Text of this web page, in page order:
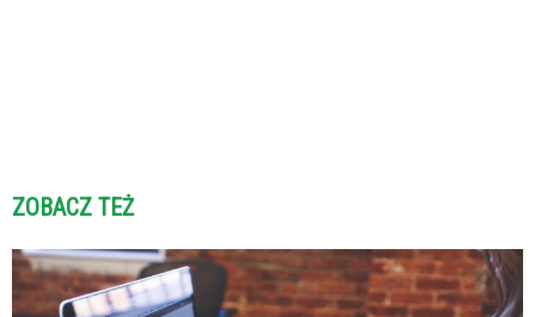
ZOBACZ TEŻ